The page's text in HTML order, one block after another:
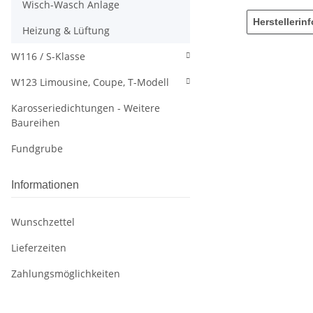
Wisch-Wasch Anlage
Heizung & Lüftung
W116 / S-Klasse
W123 Limousine, Coupe, T-Modell
Karosseriedichtungen - Weitere
Baureihen
Fundgrube
Informationen
Wunschzettel
Lieferzeiten
Zahlungsmöglichkeiten